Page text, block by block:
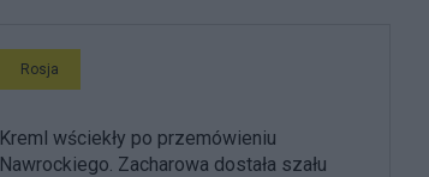
Rosja
Kreml wściekły po przemówieniu
Nawrockiego. Zacharowa dostała szału